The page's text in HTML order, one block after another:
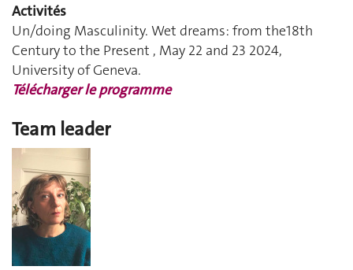
Activités
Un/doing Masculinity. Wet dreams: from the18th
Century to the Present , May 22 and 23 2024,
University of Geneva.
Télécharger le programme
Team leader